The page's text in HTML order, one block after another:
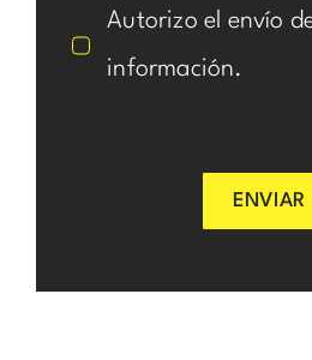
Autorizo el envío
información.
ENVIAR